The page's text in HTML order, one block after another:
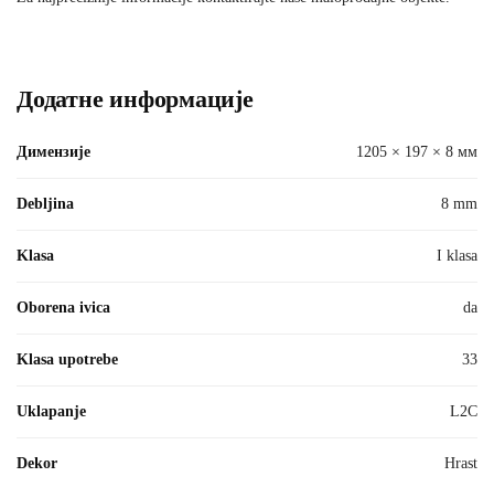
Додатне информације
Димензије 1205 × 197 × 8 мм
Debljina 8 mm
Klasa I klasa
Oborena ivica da
Klasa upotrebe 33
Uklapanje L2C
Dekor Hrast